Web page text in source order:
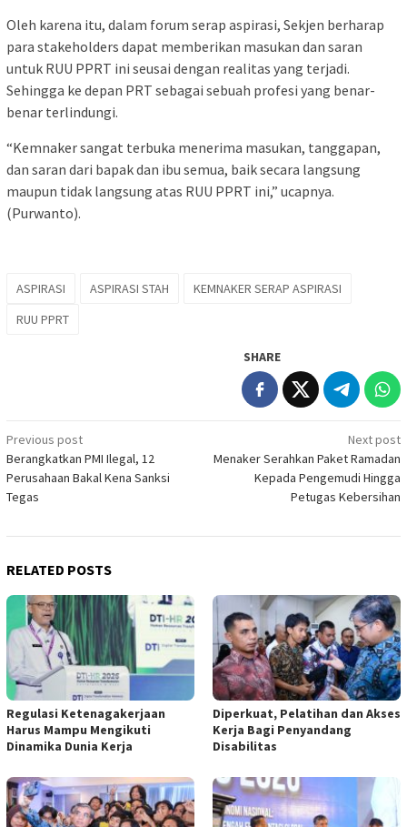
Oleh karena itu, dalam forum serap aspirasi, Sekjen berharap
para stakeholders dapat memberikan masukan dan saran
untuk RUU PPRT ini seusai dengan realitas yang terjadi.
Sehingga ke depan PRT sebagai sebuah profesi yang benar-
benar terlindungi.
“Kemnaker sangat terbuka menerima masukan, tanggapan,
dan saran dari bapak dan ibu semua, baik secara langsung
maupun tidak langsung atas RUU PPRT ini,” ucapnya.
(Purwanto).
ASPIRASI ASPIRASI STAH
KEMNAKER SERAP ASPIRASI
RUU PPRT
SHARE
Post
navigation
Previous post
Berangkatkan PMI Ilegal, 12
Perusahaan Bakal Kena Sanksi
Tegas
Next post
Menaker Serahkan Paket Ramadan
Kepada Pengemudi Hingga
Petugas Kebersihan
RELATED POSTS
Regulasi Ketenagakerjaan
Harus Mampu Mengikuti
Dinamika Dunia Kerja
Diperkuat, Pelatihan dan Akses
Kerja Bagi Penyandang
Disabilitas